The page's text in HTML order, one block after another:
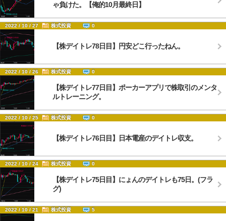
ゃ負けた。【俺的10月最終日】
2022 / 10 / 27 株式投資 0
【株デイトレ78日目】円安どこ行ったねん。
2022 / 10 / 26 株式投資 0
【株デイトレ77日目】ポーカーアプリで株取引のメンタ
ルトレーニング。
2022 / 10 / 25 株式投資 0
【株デイトレ76日目】日本電産のデイトレ収支。
2022 / 10 / 24 株式投資 0
【株デイトレ75日目】にょんのデイトレも75日。(フラ
グ)
2022 / 10 / 21 株式投資 5